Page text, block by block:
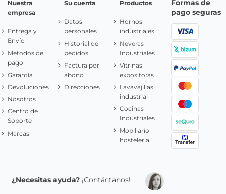
Nuestra
empresa
Entrega y
Envío
Metodos de
pago
Garantía
Devoluciones
Nosotros
Centro de
Soporte
Marcas
Su cuenta
Datos
personales
Historial de
pedidos
Factura por
abono
Direcciones
Productos
Hornos
industriales
Neveras
Industriales
Vitrinas
expositoras
Lavavajillas
industrial
Cocinas
Industriales
Mobiliario
hostelería
Formas de
pago seguras
¿Necesitas ayuda? ¡Contáctanos!